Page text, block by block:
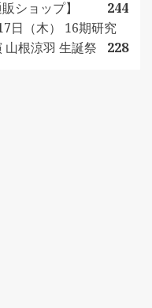
ショップ】
244
日（木） 16期研究
山根涼羽 生誕祭
228